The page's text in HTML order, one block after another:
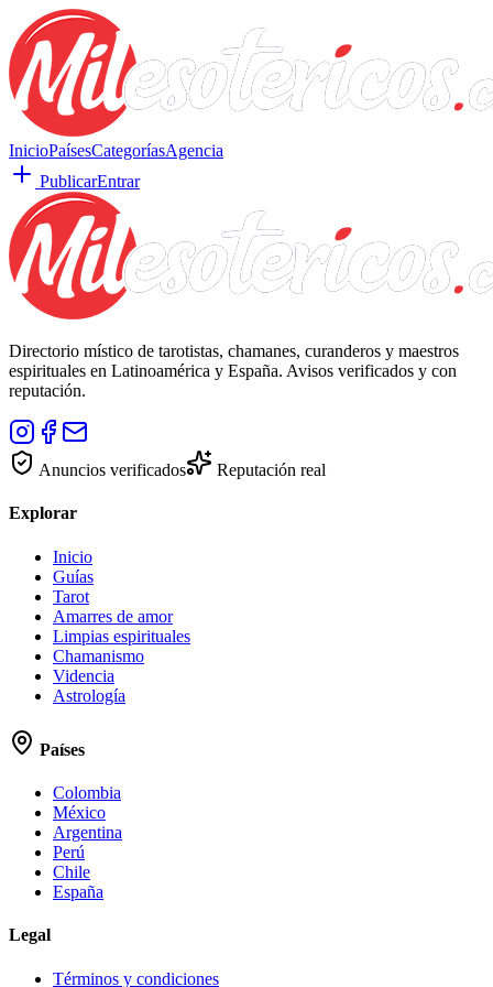
InicioPaísesCategoríasAgencia
PublicarEntrar
Directorio místico de tarotistas, chamanes, curanderos y maestros
espirituales en Latinoamérica y España. Avisos verificados y con
reputación.
Anuncios verificados Reputación real
Explorar
Inicio
Guías
Tarot
Amarres de amor
Limpias espirituales
Chamanismo
Videncia
Astrología
Países
Colombia
México
Argentina
Perú
Chile
España
Legal
Términos y condiciones